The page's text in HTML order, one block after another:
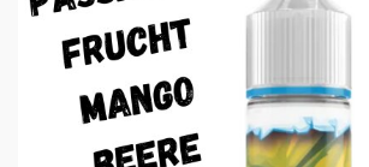
41460, Deutschland, Neuss
info@trulodistro.de
Geschmack: MangoOrangeBeerenmix
Gebinde:
14ml Aroma in 60ml